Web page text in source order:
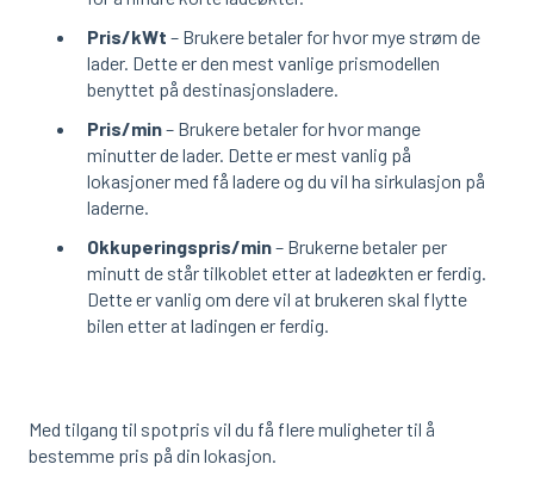
Pris/kWt – Brukere betaler for hvor mye strøm de
lader. Dette er den mest vanlige prismodellen
benyttet på destinasjonsladere.
Pris/min– Brukere betaler for hvor mange
minutter de lader. Dette er mest vanlig på
lokasjoner med få ladere og du vil ha sirkulasjon på
laderne.
Okkuperingspris/min– Brukerne betaler per
minutt de står tilkoblet etter at ladeøkten er ferdig.
Dette er vanlig om dere vil at brukeren skal flytte
bilen etter at ladingen er ferdig.
Med tilgang til spotpris vil du få flere muligheter til å
bestemme pris på din lokasjon.